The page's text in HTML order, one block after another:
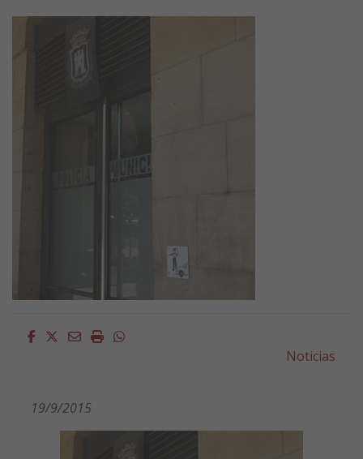
Facebook
Twitter
EmailImprimirWhatsapp
Noticias
19/9/2015